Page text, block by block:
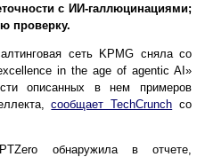
с ИИ-галлюцинациями;
проверку.
сеть KPMG сняла со
in the age of agentic AI»
описанных в нем примеров
сообщает TechCrunch со
обнаружила в отчете,